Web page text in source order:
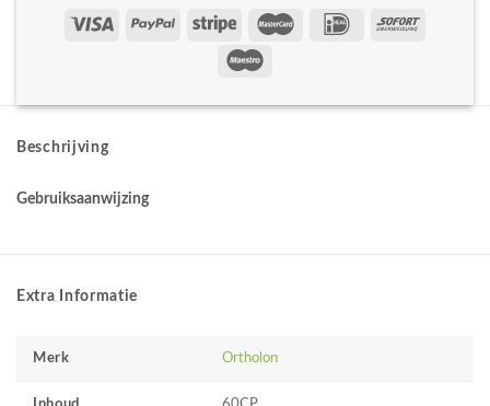
Beschrijving
Gebruiksaanwijzing
Extra Informatie
Merk Ortholon